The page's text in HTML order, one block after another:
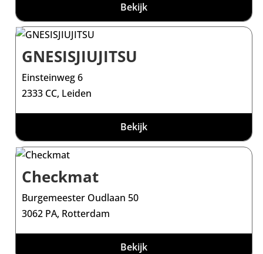
Bekijk
GNESISJIUJITSU
Einsteinweg 6
2333 CC, Leiden
Bekijk
Checkmat
Burgemeester Oudlaan 50
3062 PA, Rotterdam
Bekijk